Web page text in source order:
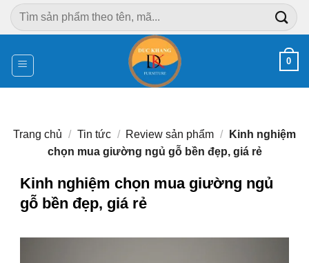
Chuyển
đến
dung
Tìm
kiếm:
0
Trang chủ / Tin tức / Review sản phẩm /
Kinh nghiệm
chọn mua giường ngủ gỗ bền đẹp, giá rẻ
Kinh nghiệm chọn mua giường ngủ
gỗ bền đẹp, giá rẻ